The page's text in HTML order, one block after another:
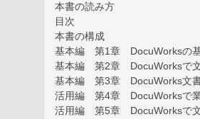
本書の読み方
目次
本書の構成
基本編 第1章 DocuWorksの基
基本編 第2章 DocuWorksで文
基本編 第3章 DocuWorks文書
活用編 第4章 DocuWorksで業
活用編 第5章 DocuWorksで文